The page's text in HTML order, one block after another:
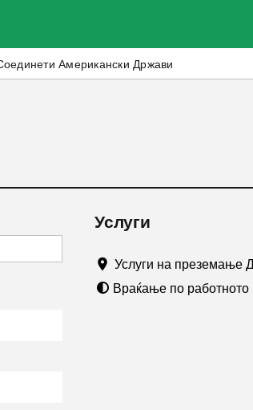
Американски Држави
Услуги
Услуги на преземање
Враќање по